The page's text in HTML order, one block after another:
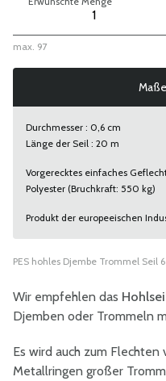
max. 97
Durchmesser : 0,6 cm
Länge der Seil : 20 m
Vorgerecktes einfaches
Polyester (Bruchkraft: 550 kg)
Produkt der europeeischen
PES hohles Djembe Trommel Seil
Wir empfehlen das
Djemben oder Trommeln
Es wird auch zum
Metallringen großer